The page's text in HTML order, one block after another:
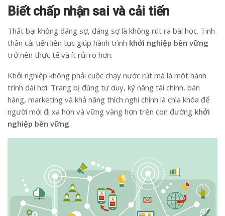
Biết chấp nhận sai và cải tiến
Thất bại không đáng sợ, đáng sợ là không rút ra bài học. Tinh
thần cải tiến liên tục giúp hành trình khởi nghiệp bền vững
trở nên thực tế và ít rủi ro hơn.
Khởi nghiệp không phải cuộc chạy nước rút mà là một hành
trình dài hơi. Trang bị đúng tư duy, kỹ năng tài chính, bán
hàng, marketing và khả năng thích nghi chính là chìa khóa để
người mới đi xa hơn và vững vàng hơn trên con đường khởi
nghiệp bền vững.